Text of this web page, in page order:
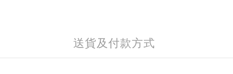
送貨及付款方式